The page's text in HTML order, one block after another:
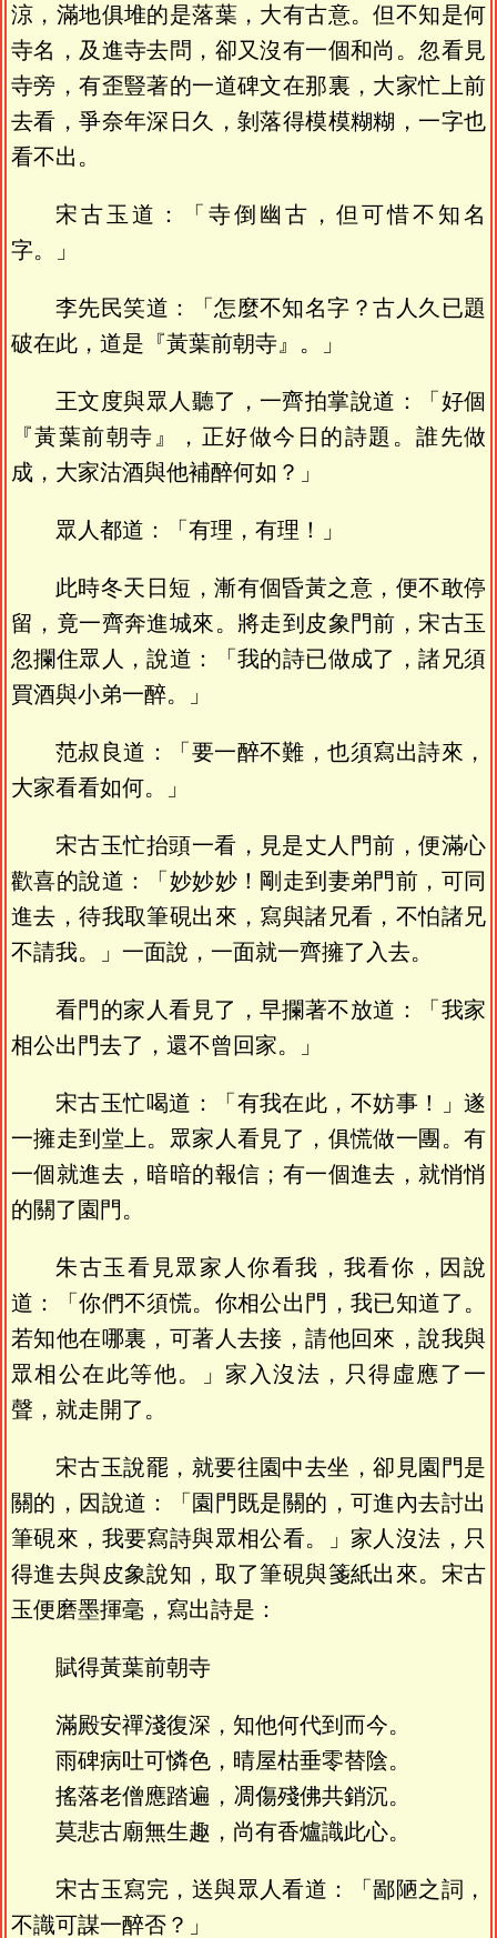
涼，滿地俱堆的是落葉，大有古意。但不知是何
寺名，及進寺去問，卻又沒有一個和尚。忽看見
寺旁，有歪豎著的一道碑文在那裏，大家忙上前
去看，爭奈年深日久，剝落得模模糊糊，一字也
看不出。
宋古玉道：「寺倒幽古，但可惜不知名
字。」
李先民笑道：「怎麼不知名字？古人久已題
破在此，道是『黃葉前朝寺』。」
王文度與眾人聽了，一齊拍掌說道：「好個
『黃葉前朝寺』，正好做今日的詩題。誰先做
成，大家沽酒與他補醉何如？」
眾人都道：「有理，有理！」
此時冬天日短，漸有個昏黃之意，便不敢停
留，竟一齊奔進城來。將走到皮象門前，宋古玉
忽攔住眾人，說道：「我的詩已做成了，諸兄須
買酒與小弟一醉。」
范叔良道：「要一醉不難，也須寫出詩來，
大家看看如何。」
宋古玉忙抬頭一看，見是丈人門前，便滿心
歡喜的說道：「妙妙妙！剛走到妻弟門前，可同
進去，待我取筆硯出來，寫與諸兄看，不怕諸兄
不請我。」一面說，一面就一齊擁了入去。
看門的家人看見了，早攔著不放道：「我家
相公出門去了，還不曾回家。」
宋古玉忙喝道：「有我在此，不妨事！」遂
一擁走到堂上。眾家人看見了，俱慌做一團。有
一個就進去，暗暗的報信；有一個進去，就悄悄
的關了園門。
朱古玉看見眾家人你看我，我看你，因說
道：「你們不須慌。你相公出門，我已知道了。
若知他在哪裏，可著人去接，請他回來，說我與
眾相公在此等他。」家入沒法，只得虛應了一
聲，就走開了。
宋古玉說罷，就要往園中去坐，卻見園門是
關的，因說道：「園門既是關的，可進內去討出
筆硯來，我要寫詩與眾相公看。」家人沒法，只
得進去與皮象說知，取了筆硯與箋紙出來。宋古
玉便磨墨揮毫，寫出詩是：
賦得黃葉前朝寺
滿殿安禪淺復深，知他何代到而今。
雨碑病吐可憐色，晴屋枯垂零替陰。
搖落老僧應踏遍，凋傷殘佛共銷沉。
莫悲古廟無生趣，尚有香爐識此心。
宋古玉寫完，送與眾人看道：「鄙陋之詞，
不識可謀一醉否？」